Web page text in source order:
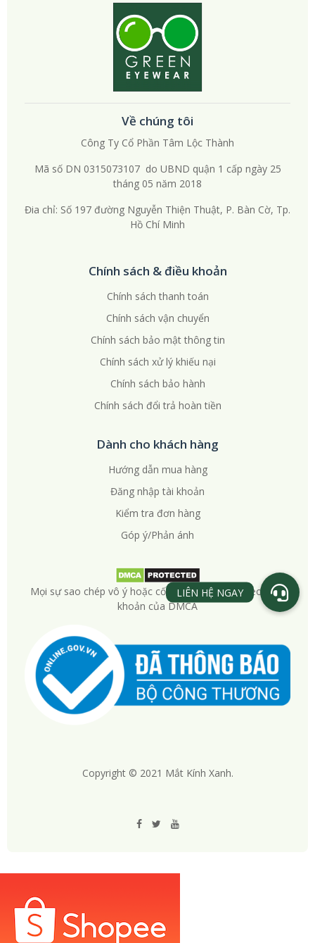
Về chúng tôi
Công Ty Cổ Phần Tâm Lộc Thành
Mã số DN 0315073107 do UBND quận 1 cấp ngày 25
tháng 05 năm 2018
Đia chỉ: Số 197 đường Nguyễn Thiện Thuật, P. Bàn Cờ, Tp.
Hồ Chí Minh
Chính sách & điều khoản
Chính sách thanh toán
Chính sách vận chuyển
Chính sách bảo mật thông tin
Chính sách xử lý khiếu nại
Chính sách bảo hành
Chính sách đổi trả hoàn tiền
Dành cho khách hàng
Hướng dẫn mua hàng
Đăng nhập tài khoản
Kiểm tra đơn hàng
Góp ý/Phản ánh
Mọi sự sao chép vô ý hoặc cố ý sẽ bị truy cứu theo điều
khoản của DMCA
Copyright © 2021 Mắt Kính Xanh.